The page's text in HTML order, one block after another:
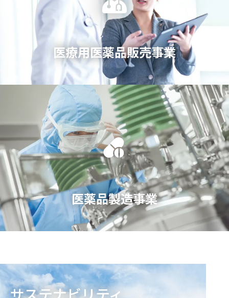
医療用医薬品販売事業
医薬品製造事業
サステナビリティ